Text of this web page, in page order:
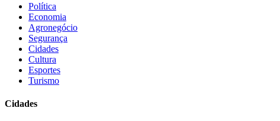
Política
Economia
Agronegócio
Segurança
Cidades
Cultura
Esportes
Turismo
Cidades